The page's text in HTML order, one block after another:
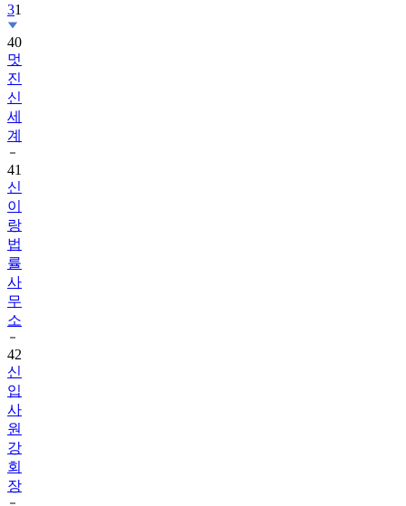
31
40
멋
진
신
세
계
41
신
이
랑
법
률
사
무
소
42
신
입
사
원
강
회
장